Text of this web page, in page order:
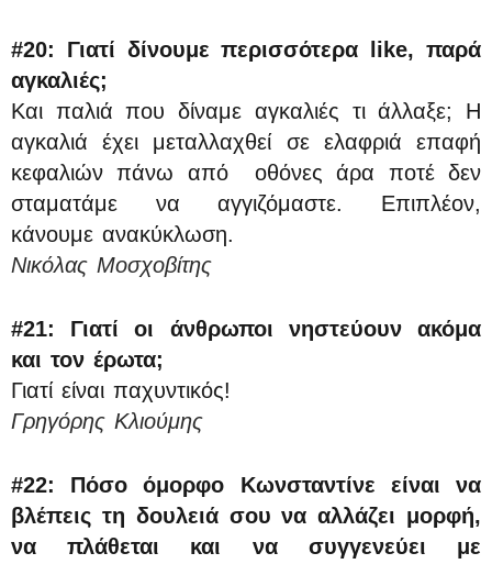
#20: Γιατί δίνουμε περισσότερα like, παρά
αγκαλιές;
Και παλιά που δίναμε αγκαλιές τι άλλαξε; Η
αγκαλιά έχει μεταλλαχθεί σε ελαφριά επαφή
κεφαλιών πάνω από οθόνες άρα ποτέ δεν
σταματάμε να αγγιζόμαστε. Επιπλέον,
κάνουμε ανακύκλωση.
Νικόλας Μοσχοβίτης
#21: Γιατί οι άνθρωποι νηστεύουν ακόμα
και τον έρωτα;
Γιατί είναι παχυντικός!
Γρηγόρης Κλιούμης
#22: Πόσο όμορφο Κωνσταντίνε είναι να
βλέπεις τη δουλειά σου να αλλάζει μορφή,
να πλάθεται και να συγγενεύει με